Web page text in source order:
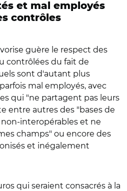
et mal employés
contrôles
guère le respect des
contrôlées du fait de
sont d'autant plus
mal employés, avec
qui "ne partagent pas leurs
entre autres des "bases de
interopérables et ne
champs" ou encore des
et inégalement
qui seraient consacrés à la